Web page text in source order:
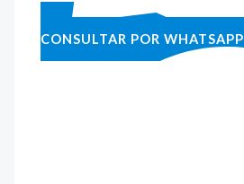
CONSULTAR POR WHATSAPP